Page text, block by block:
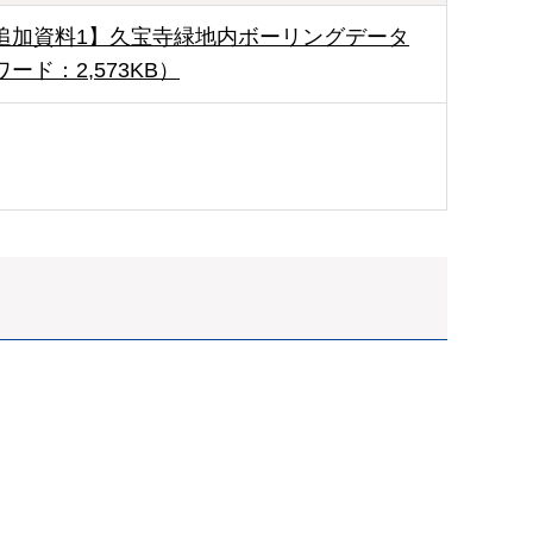
加資料1】久宝寺緑地内ボーリングデータ
ード：2,573KB）